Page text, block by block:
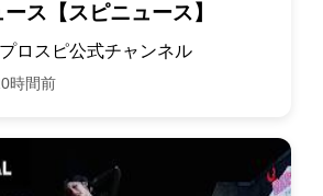
ス【スピニュース】
ロスピ公式チャンネル
時間前